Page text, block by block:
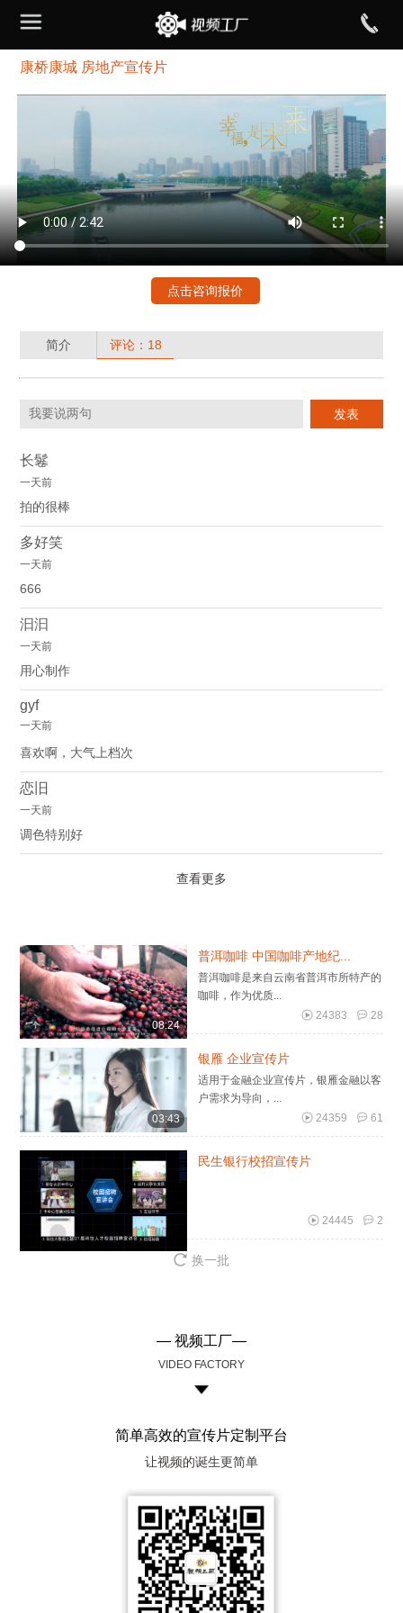
康桥康城 房地产宣传片
点击咨询报价
简介 评论：18
长鬈
一天前
拍的很棒
多好笑
一天前
666
汩汩
一天前
用心制作
gyf
一天前
喜欢啊，大气上档次
恋旧
一天前
调色特别好
查看更多
08:24
普洱咖啡 中国咖啡产地纪...
普洱咖啡是来自云南省普洱市所特产的
咖啡，作为优质...
28
24383
03:43
银雁 企业宣传片
适用于金融企业宣传片，银雁金融以客
户需求为导向，...
61
24359
民生银行校招宣传片
2
24445
换一批
— 视频工厂—
VIDEO FACTORY
简单高效的宣传片定制平台
让视频的诞生更简单